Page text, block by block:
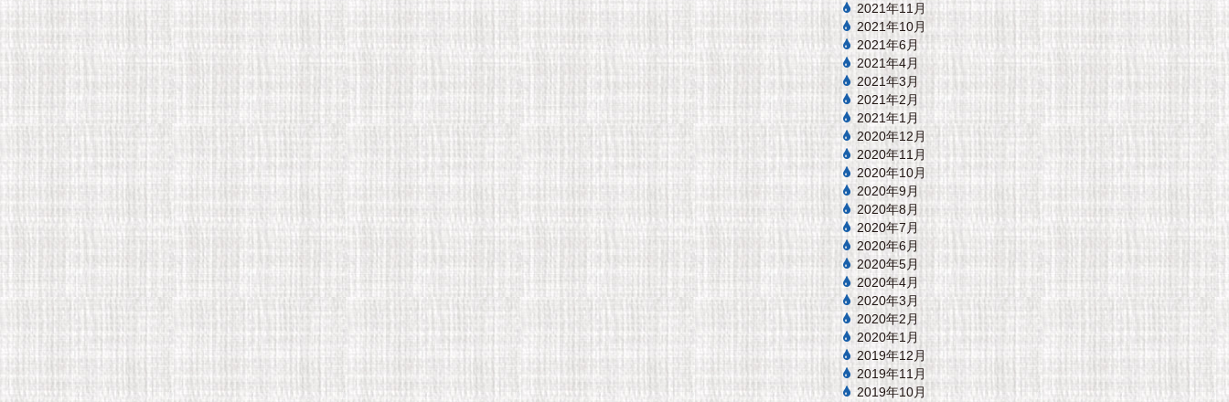
2021年11月
2021年10月
2021年6月
2021年4月
2021年3月
2021年2月
2021年1月
2020年12月
2020年11月
2020年10月
2020年9月
2020年8月
2020年7月
2020年6月
2020年5月
2020年4月
2020年3月
2020年2月
2020年1月
2019年12月
2019年11月
2019年10月